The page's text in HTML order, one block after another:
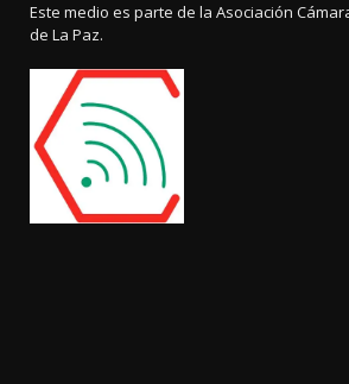
Este medio es parte de la Asociación
de La Paz.